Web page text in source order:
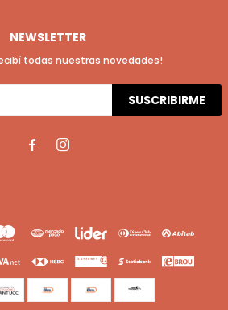
NEWSLETTER
todas nuestras novedades!
SUSCRIBIRME
 